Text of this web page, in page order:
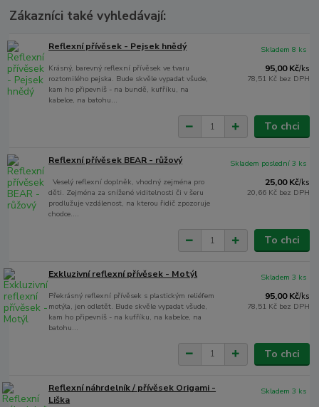
Zákazníci také vyhledávají:
Reflexní přívěsek - Pejsek hnědý
Krásný, barevný reflexní přívěsek ve tvaru
roztomilého pejska. Bude skvěle vypadat všude,
kam ho připevníš - na bundě, kufříku, na
kabelce, na batohu...
95,00 Kč/ks
78,51 Kč bez DPH
Skladem 8 ks
To chci
Reflexní přívěsek BEAR - růžový
Veselý reflexní doplněk, vhodný zejména pro
děti. Zejména za snížené viditelnosti či v šeru
prodlužuje vzdálenost, na kterou řidič zpozoruje
chodce....
25,00 Kč/ks
20,66 Kč bez DPH
Skladem poslední 3 ks
To chci
Exkluzivní reflexní přívěsek - Motýl
Překrásný reflexní přívěsek s plastickým reliéfem
motýla, jen odletět. Bude skvěle vypadat všude,
kam ho připevníš - na kufříku, na kabelce, na
batohu...
95,00 Kč/ks
78,51 Kč bez DPH
Skladem 3 ks
To chci
Reflexní náhrdelník / přívěsek Origami -
Liška
Skladem 3 ks